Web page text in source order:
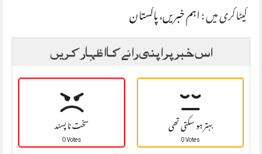
کیٹاگری میں :اہم خبریں،پاکستان
اس خبر پر اپنی رائے کا اظہار کریں
سخت نا پسند
0 Votes بہتر ہو سکتی تھی
0 Votes